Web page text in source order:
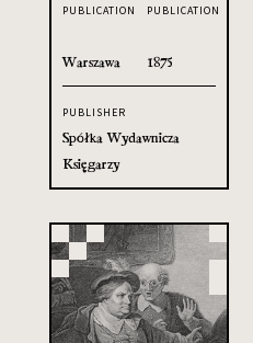
PUBLICATION
Warszawa
PUBLICATION
1875
PUBLISHER
Spółka Wydawnicza
Księgarzy